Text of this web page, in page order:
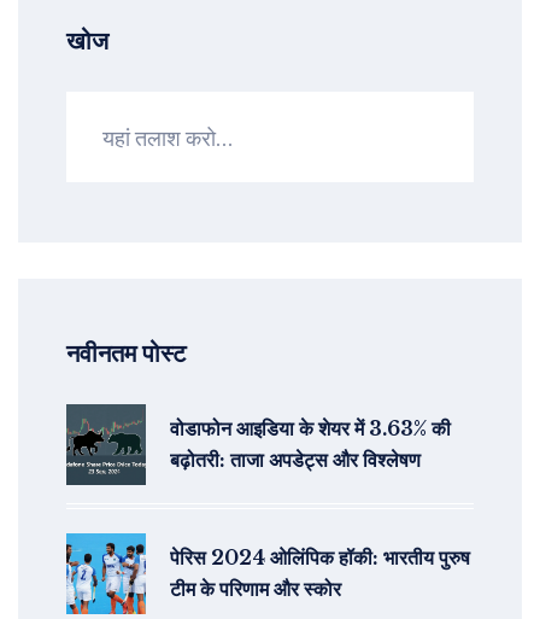
खोज
नवीनतम पोस्ट
वोडाफोन आइडिया के शेयर में 3.63% की
बढ़ोतरी: ताजा अपडेट्स और विश्लेषण
पेरिस 2024 ओलिंपिक हॉकी: भारतीय पुरुष
टीम के परिणाम और स्कोर